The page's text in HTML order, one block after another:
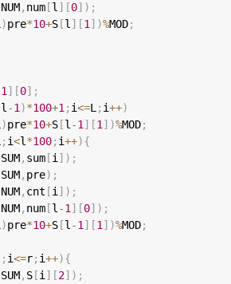
NUM, num [l ] [0] ) ;
)pre*10+S [l ] [1 ] )%MOD;
1 ] [0] ;
l -1 )*100+1 ; i<=L ; i++)
)pre*10+S [l -1 ] [1 ] )%MOD;
; i<l *100; i++){
SUM, sum [i ] ) ;
SUM, pre) ;
NUM, cnt [i ] ) ;
NUM, num [l -1 ] [0] ) ;
)pre*10+S [l -1 ] [1 ] )%MOD;
; i<=r; i++){
SUM, S [i ] [2] ) ;